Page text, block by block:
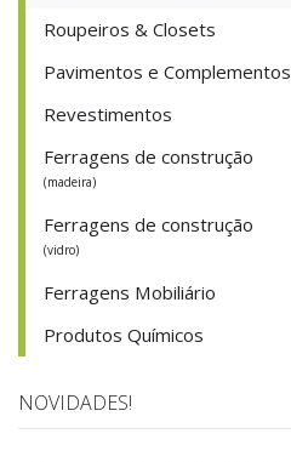
Roupeiros & Closets
Pavimentos e Complementos
Revestimentos
Ferragens de construção
(madeira)
Ferragens de construção
(vidro)
Ferragens Mobiliário
Produtos Químicos
NOVIDADES!